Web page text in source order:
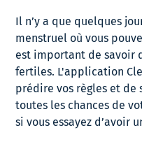
Il n’y a que quelques
menstruel où vous
est important de savoir
fertiles. L'application
prédire vos règles et de
toutes les chances de
si vous essayez d’avoir